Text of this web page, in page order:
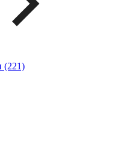
(221)